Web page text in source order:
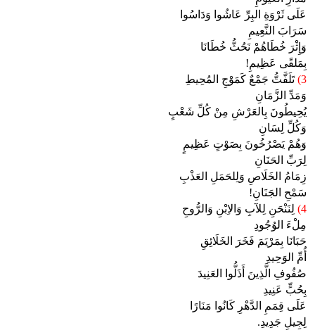
عَلَى ثَرْوَةِ البِرِّ عَاشُوا وَدَاسُوا
سَرَابَ النَّعِيمِ
وَإِثْرَ خُطَاهُمْ نَحُثُّ خُطَانَا
بِمَلقًى عَظِيمِ!
3) تَلَفَّتُّ جَمْعٌ كَمَوْجِ المُحِيطِ
وَمَدِّ الزَّمَانِ
يُحِيطُونَ بِالعَرْشِ مِنْ كُلِّ شَعْبٍ
وَكُلِّ لِسَانِ
وَهُمْ يَصْرُخُونَ بِصَوْتٍ عَظِيمٍ
لِرَبِّ الحَنَانِ
زِمَامُ الخَلَاصِ وَلِلحَمَلِ العَذْبِ
سَمْحِ الجَنَانِ!
4) لِنَنْحَنِ لِلآبِ وَالاِبْنِ وَالرُّوحِ
مِلْءَ الوُجُودِ
حَبَانَا بِمَرْيَمَ فَخَرَ الخَلَائِقِ
أُمِّ الوَحِيدِ
صُفُوفِ الَّذِينَ أَذَلُّوا العَنِيدَ
بِحُبٍّ عَنِيدِ
عَلَى قِمَمِ الدَّهْرِ كَانُوا مَنَارًا
لِجِيلٍ جَدِيدِ.